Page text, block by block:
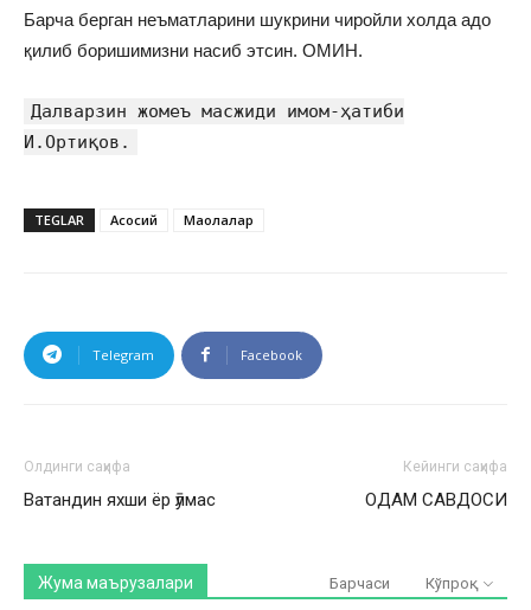
Барча берган неъматларини шукрини чиройли холда адо
қилиб боришимизни насиб этсин. ОМИН.
Далварзин жомеъ масжиди имом-ҳатиби
И.Ортиқов.
TEGLAR Асосий Мақолалар
Telegram Facebook
Олдинги саҳифа
Ватандин яхши ёр ӯлмас
Кейинги саҳифа
ОДАМ САВДОСИ
Жума маърузалари Барчаси Кўпроқ